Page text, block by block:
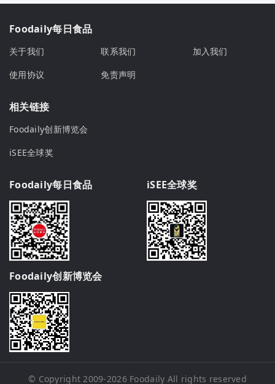
Foodaily每日食品
关于我们 联系我们
加入我们
使用协议
免责声明
相关链接
Foodaily创新博览会
iSEE全球奖
Foodaily每日食品 iSEE全球奖
Foodaily创新博览会
© Copyright 2009-2026 Foodaily All rights reserved